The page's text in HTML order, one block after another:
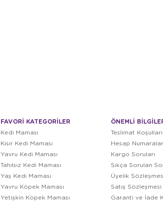
FAVORİ KATEGORİLER
Kedi Maması
Kısır Kedi Maması
Yavru Kedi Maması
Tahılsız Kedi Maması
Yaş Kedi Maması
Yavru Köpek Maması
Yetişkin Köpek Maması
ÖNEMLİ
Teslimat Koşulları
Hesap
Kargo Soruları
Sıkça Sorulan
Üyelik
Satış Sözleşmesi
Garanti ve İade